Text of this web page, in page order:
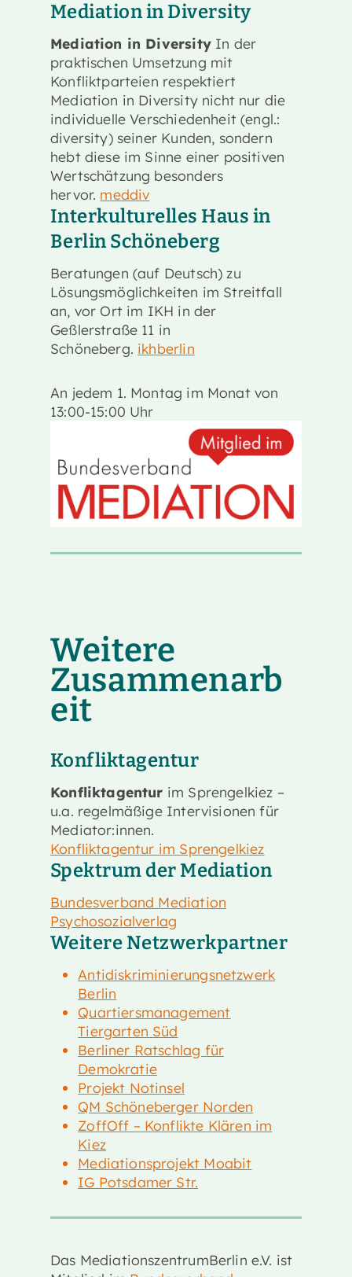
Mediation in Diversity
Mediation in DiversityIn der
praktischen Umsetzung mit
Konfliktparteien respektiert
Mediation in Diversity nicht nur die
individuelle Verschiedenheit (engl.:
diversity) seiner Kunden, sondern
hebt diese im Sinne einer positiven
Wertschätzung besonders
hervor. meddiv
Interkulturelles Haus in
Berlin Schöneberg
Beratungen (auf Deutsch) zu
Lösungsmöglichkeiten im Streitfall
an, vor Ort im IKH in der
Geßlerstraße 11 in
Schöneberg. ikhberlin
An jedem 1. Montag im Monat von
13:00-15:00 Uhr
Weitere
Zusammenarb
eit
Konfliktagentur
Konfliktagentur im Sprengelkiez –
u.a. regelmäßige Intervisionen für
Mediator:innen.
Konfliktagentur im Sprengelkiez
Spektrum der Mediation
Bundesverband Mediation
Psychosozialverlag
Weitere Netzwerkpartner
Antidiskriminierungsnetzwerk
Berlin
Quartiersmanagement
Tiergarten Süd
Berliner Ratschlag für
Demokratie
Projekt Notinsel
QM Schöneberger Norden
ZoffOff – Konflikte Klären im
Kiez
Mediationsprojekt Moabit
IG Potsdamer Str.
Das MediationszentrumBerlin e.V. ist